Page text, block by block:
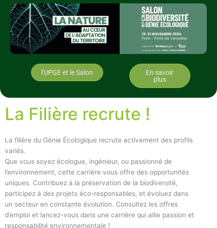
l'UPGE et le Salon
En savoir
plus
La Filière recrute !
La filière du Génie Écologique recrute activement des profils
variés.
Que vous soyez écologue, ingénieur, ou passionné de
l’environnement, cette carrière vous offre des opportunités
uniques. Contribuez à la préservation de la biodiversité,
participez à des projets éco-responsables, et évoluez dans
un secteur en constante évolution. Consultez les offres
d’emploi et lancez-vous dans une carrière qui allie passion et
responsabilité environnementale !